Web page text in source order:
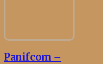
Panifcom –